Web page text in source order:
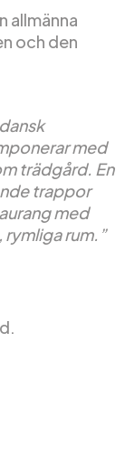
allmänna
och den
med
trädgård. En
trappor
med
rum.”